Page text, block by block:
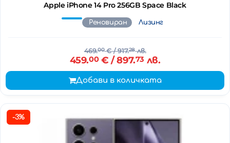
Apple iPhone 14 Pro 256GB Space Black
Реновиран Лизинг
469.00€/ 917.28лв.
459.00€ / 897.73 лв.
Добави в количката
-3%